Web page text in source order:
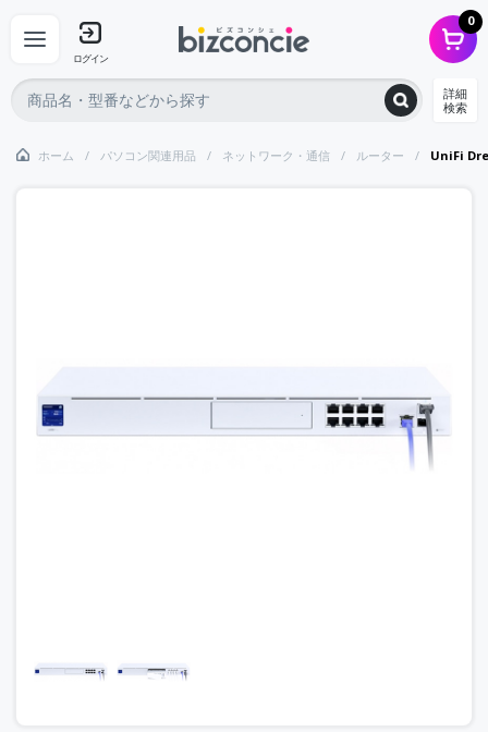
ログイン
0
詳細
検索
ホーム パソコン関連用品 ネットワーク・通信 ルーター UniFi